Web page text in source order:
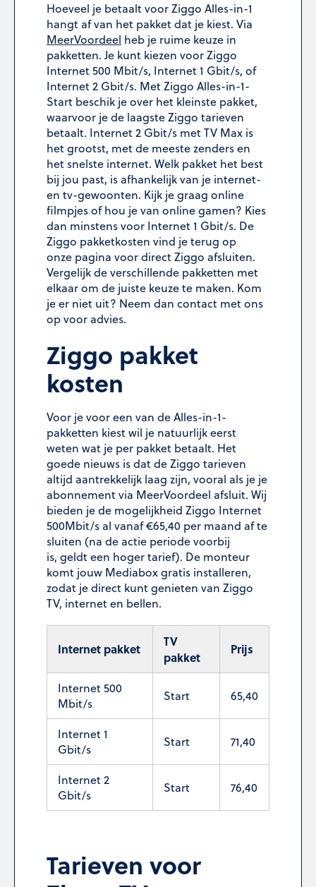
Hoeveel je betaalt voor Ziggo Alles-in-1
hangt af van het pakket dat je kiest. Via
MeerVoordeel heb je ruime keuze in
pakketten. Je kunt kiezen voor Ziggo
Internet 500 Mbit/s, Internet 1 Gbit/s, of
Internet 2 Gbit/s. Met Ziggo Alles-in-1-
Start beschik je over het kleinste pakket,
waarvoor je de laagste Ziggo tarieven
betaalt. Internet 2 Gbit/s met TV Max is
het grootst, met de meeste zenders en
het snelste internet. Welk pakket het best
bij jou past, is afhankelijk van je internet-
en tv-gewoonten. Kijk je graag online
filmpjes of hou je van online gamen? Kies
dan minstens voor Internet 1 Gbit/s. De
Ziggo pakketkosten vind je terug op
onze pagina voor direct Ziggo afsluiten.
Vergelijk de verschillende pakketten met
elkaar om de juiste keuze te maken. Kom
je er niet uit? Neem dan contact met ons
op voor advies.
Ziggo pakket
kosten
Voor je voor een van de Alles-in-1-
pakketten kiest wil je natuurlijk eerst
weten wat je per pakket betaalt. Het
goede nieuws is dat de Ziggo tarieven
altijd aantrekkelijk laag zijn, vooral als je je
abonnement via MeerVoordeel afsluit. Wij
bieden je de mogelijkheid Ziggo Internet
500Mbit/s al vanaf €65,40 per maand af te
sluiten (na de actie periode voorbij
is, geldt een hoger tarief). De monteur
komt jouw Mediabox gratis installeren,
zodat je direct kunt genieten van Ziggo
TV, internet en bellen.
Internet pakket
TV
pakket
Prijs
Internet 500
Mbit/s
Start 65,40
Internet 1
Gbit/s
Start 71,40
Internet 2
Gbit/s
Start 76,40
Tarieven voor